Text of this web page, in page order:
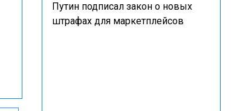
Путин подписал закон о новых
штрафах для маркетплейсов